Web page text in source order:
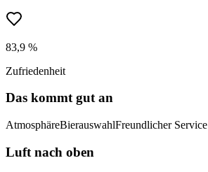
83,9 %
Zufriedenheit
Das kommt gut an
AtmosphäreBierauswahlFreundlicher Service
Luft nach oben